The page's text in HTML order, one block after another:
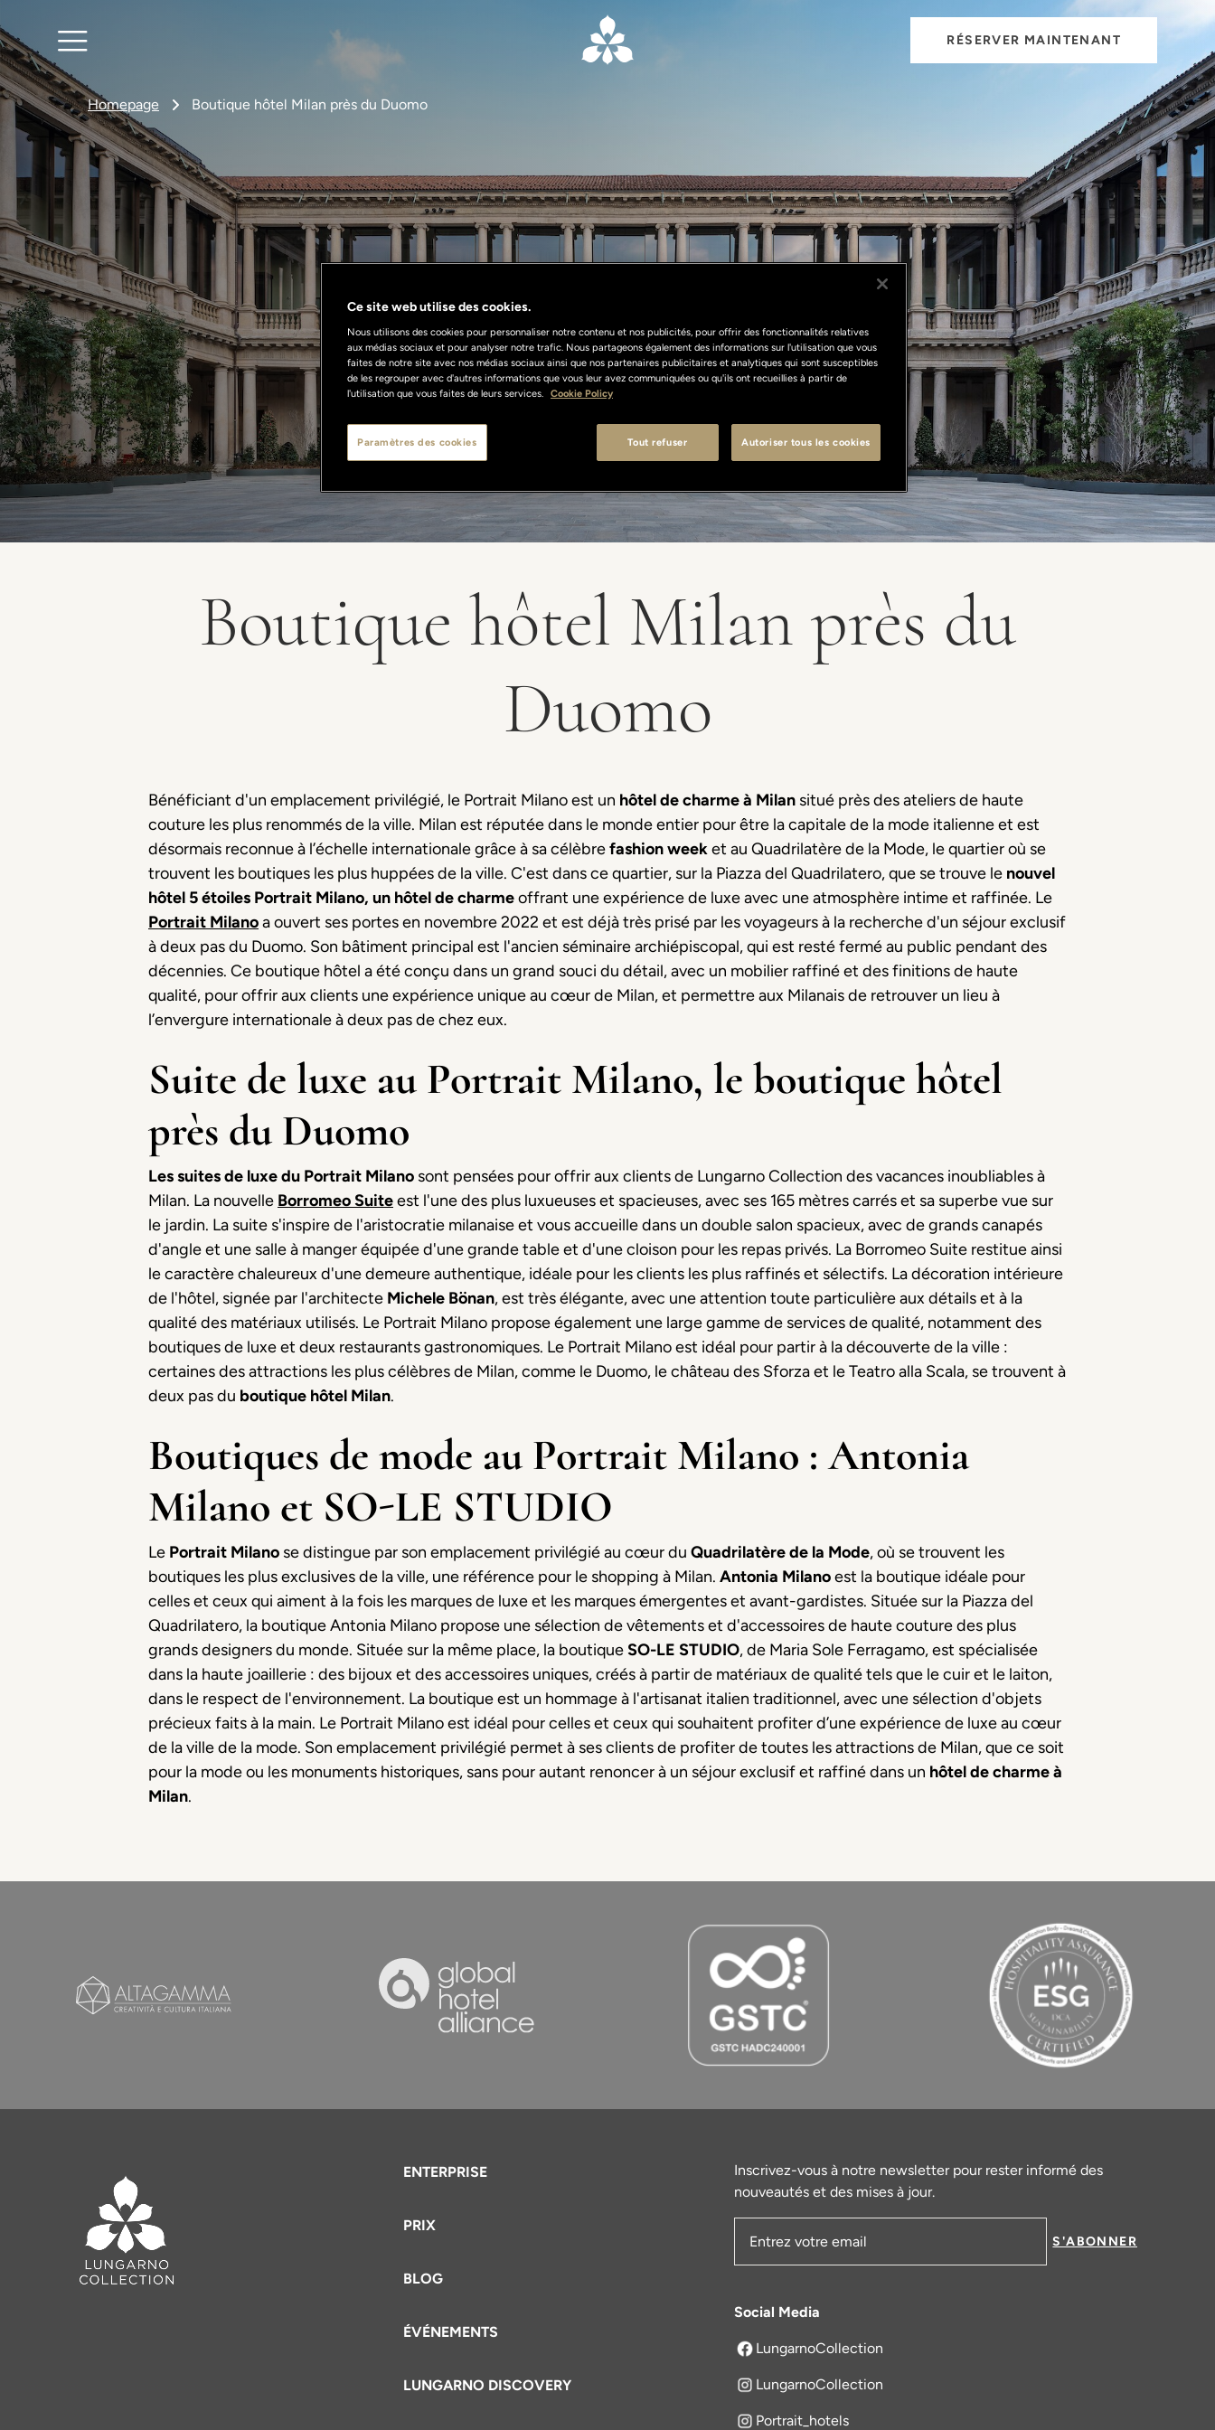
RÉSERVER MAINTENANT
Homepage Boutique hôtel Milan près du Duomo
Boutique hôtel Milan près du
Duomo
Bénéficiant d'un emplacement privilégié, le Portrait Milano est un hôtel de charme à Milan situé près des ateliers de haute
couture les plus renommés de la ville. Milan est réputée dans le monde entier pour être la capitale de la mode italienne et est
désormais reconnue à l’échelle internationale grâce à sa célèbrefashion weeket au Quadrilatère de la Mode, le quartier où se
trouvent les boutiques les plus huppées de la ville. C'est dans ce quartier, sur la Piazza del Quadrilatero, que se trouve le nouvel
hôtel 5 étoiles Portrait Milano, un hôtel de charmeoffrant une expérience de luxe avec une atmosphère intime et raffinée. Le
Portrait Milanoa ouvert ses portes en novembre 2022 et est déjà très prisé par les voyageurs à la recherche d'un séjour exclusif
à deux pas du Duomo. Son bâtiment principal est l'ancien séminaire archiépiscopal, qui est resté fermé au public pendant des
décennies. Ce boutique hôtel a été conçu dans un grand souci du détail, avec un mobilier raffiné et des finitions de haute
qualité, pour offrir aux clients une expérience unique au cœur de Milan, et permettre aux Milanais de retrouver un lieu à
l’envergure internationale à deux pas de chez eux.
Suite de luxe au Portrait Milano, le boutique hôtel
près du Duomo
Les suites de luxe du Portrait Milano sont pensées pour offrir aux clients de Lungarno Collection des vacances inoubliables à
Milan. La nouvelle Borromeo Suiteest l'une des plus luxueuses et spacieuses, avec ses 165 mètres carrés et sa superbe vue sur
le jardin. La suite s'inspire de l'aristocratie milanaise et vous accueille dans un double salon spacieux, avec de grands canapés
d'angle et une salle à manger équipée d'une grande table et d'une cloison pour les repas privés. La Borromeo Suite restitue ainsi
le caractère chaleureux d'une demeure authentique, idéale pour les clients les plus raffinés et sélectifs. La décoration intérieure
de l'hôtel, signée par l'architecte Michele Bönan, est très élégante, avec une attention toute particulière aux détails et à la
qualité des matériaux utilisés. Le Portrait Milano propose également une large gamme de services de qualité, notamment des
boutiques de luxe et deux restaurants gastronomiques. Le Portrait Milano est idéal pour partir à la découverte de la ville :
certaines des attractions les plus célèbres de Milan, comme le Duomo, le château des Sforza et le Teatro alla Scala, se trouvent à
deux pas du boutique hôtel Milan.
Boutiques de mode au Portrait Milano : Antonia
Milano et SO-LE STUDIO
Le Portrait Milano se distingue par son emplacement privilégié au cœur du Quadrilatère de la Mode, où se trouvent les
boutiques les plus exclusives de la ville, une référence pour le shopping à Milan. Antonia Milanoest la boutique idéale pour
celles et ceux qui aiment à la fois les marques de luxe et les marques émergentes et avant-gardistes. Située sur la Piazza del
Quadrilatero, la boutique Antonia Milano propose une sélection de vêtements et d'accessoires de haute couture des plus
grands designers du monde. Située sur la même place, la boutiqueSO-LE STUDIO, de Maria Sole Ferragamo, est spécialisée
dans la haute joaillerie : des bijoux et des accessoires uniques, créés à partir de matériaux de qualité tels que le cuir et le laiton,
dans le respect de l'environnement. La boutique est un hommage à l'artisanat italien traditionnel, avec une sélection d'objets
précieux faits à la main. Le Portrait Milano est idéal pour celles et ceux qui souhaitent profiter d’une expérience de luxe au cœur
de la ville de la mode. Son emplacement privilégié permet à ses clients de profiter de toutes les attractions de Milan, que ce soit
pour la mode ou les monuments historiques, sans pour autant renoncer à un séjour exclusif et raffiné dans un hôtel de charme à
Milan.
ENTERPRISE
PRIX
BLOG
ÉVÉNEMENTS
LUNGARNO DISCOVERY
Inscrivez-vous à notre newsletter pour rester informé des
nouveautés et des mises à jour.
Adresse email
S'ABONNER
Social Media
LungarnoCollection
s'ouvre dans un nouvel onglet
LungarnoCollection
Portrait_hotels
Ce site web utilise des cookies.
Nous utilisons des cookies pour personnaliser notre contenu et nos publicités, pour offrir des fonctionnalités relatives
aux médias sociaux et pour analyser notre trafic. Nous partageons également des informations sur l'utilisation que vous
faites de notre site avec nos médias sociaux ainsi que nos partenaires publicitaires et analytiques qui sont susceptibles
de les regrouper avec d'autres informations que vous leur avez communiquées ou qu'ils ont recueillies à partir de
l'utilisation que vous faites de leurs services. Cookie Policy
Tout refuser Autoriser tous les cookies
Paramètres des cookies